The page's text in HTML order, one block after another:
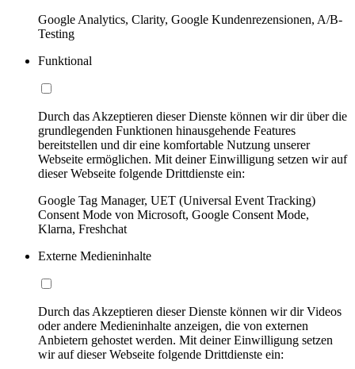
Google Analytics, Clarity, Google Kundenrezensionen, A/B-
Testing
Funktional
Durch das Akzeptieren dieser Dienste können wir dir über die
grundlegenden Funktionen hinausgehende Features
bereitstellen und dir eine komfortable Nutzung unserer
Webseite ermöglichen. Mit deiner Einwilligung setzen wir auf
dieser Webseite folgende Drittdienste ein:
Google Tag Manager, UET (Universal Event Tracking)
Consent Mode von Microsoft, Google Consent Mode,
Klarna, Freshchat
Externe Medieninhalte
Durch das Akzeptieren dieser Dienste können wir dir Videos
oder andere Medieninhalte anzeigen, die von externen
Anbietern gehostet werden. Mit deiner Einwilligung setzen
wir auf dieser Webseite folgende Drittdienste ein: